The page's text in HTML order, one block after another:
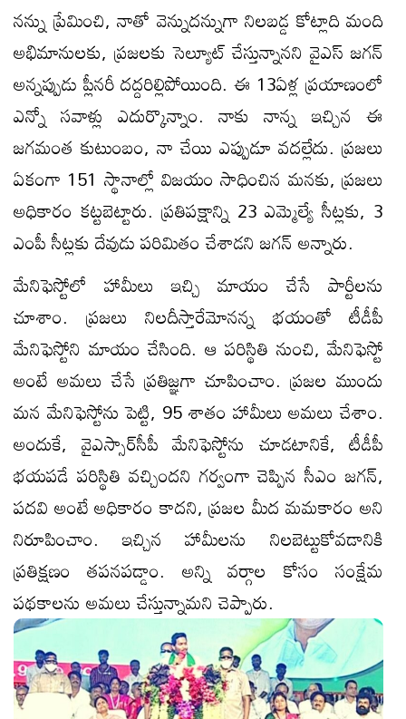
నన్ను ప్రేమించి, నాతో వెన్నుదన్నుగా నిలబడ్డ కోట్లాది మంది
అభిమానులకు, ప్రజలకు సెల్యూట్ చేస్తున్నాన‌ని వైఎస్ జ‌గ‌న్
అన్న‌ప్పుడు ప్లీన‌రీ ద‌ద్ద‌రిల్లిపోయింది. ఈ 13ఏళ్ల ప్రయాణంలో
ఎన్నో సవాళ్లు ఎదుర్కొన్నాం. నాకు నాన్న ఇచ్చిన ఈ
జగమంత కుటుంబం, నా చేయి ఎప్పుడూ వదల్లేదు. ప్రజలు
ఏకంగా 151 స్థానాల్లో విజయం సాధించిన మనకు, ప్రజలు
అధికారం కట్టబెట్టారు. ప్రతిపక్షాన్ని 23 ఎమ్మెల్యే సీట్లకు, 3
ఎంపీ సీట్లకు దేవుడు పరిమితం చేశాడ‌ని జ‌గ‌న్ అన్నారు.
మేనిఫెస్టోలో హామీలు ఇచ్చి మాయం చేసే పార్టీలను
చూశాం. ప్రజలు నిలదీస్తారేమోన‌న్న భ‌యంతో టీడీపీ
మేనిఫెస్టోని మాయం చేసింది. ఆ పరిస్థితి నుంచి, మేనిఫెస్టో
అంటే అమలు చేసే ప్రతిజ్ఞగా చూపించాం. ప్రజల ముందు
మన మేనిఫెస్టోను పెట్టి, 95 శాతం హామీలు అమలు చేశాం.
అందుకే, వైఎస్సార్‌సీపీ మేనిఫెస్టోను చూడటానికే, టీడీపీ
భయపడే పరిస్థితి వచ్చింద‌ని గ‌ర్వంగా చెప్పిన సీఎం జ‌గ‌న్,
ప‌దవి అంటే అధికారం కాద‌ని, ప్రజల మీద మమకారం అని
నిరూపించాం. ఇచ్చిన హామీల‌ను నిలబెట్టుకోవ‌డానికి
ప్రతిక్షణం తపనపడ్డాం. అన్ని వర్గాల కోసం సంక్షేమ
పథకాలను అమలు చేస్తున్నామ‌ని చెప్పారు.